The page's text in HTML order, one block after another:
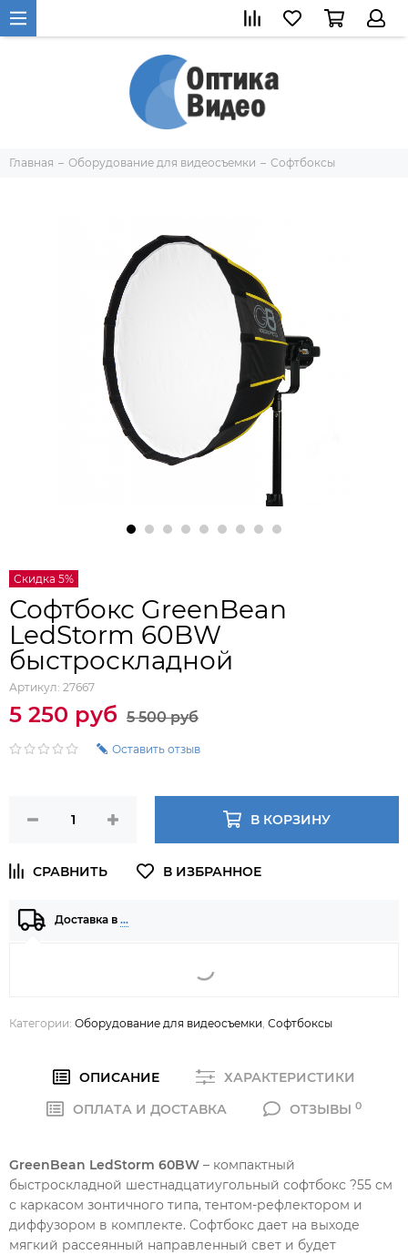
Главная Оборудование для видеосъемки Софтбоксы
Скидка 5%
Софтбокс GreenBean
LedStorm 60BW
быстроскладной
Артикул: 27667
5 250 руб 5 500 руб
Оставить отзыв
В КОРЗИНУ
Доставка в …
Категории: Оборудование для видеосъемки Софтбоксы
ОПИСАНИЕ
ХАРАКТЕРИСТИКИ
ОПЛАТА И ДОСТАВКА
ОТЗЫВЫ 0
GreenBean LedStorm 60BW – компактный
быстроскладной шестнадцатиугольный софтбокс ?55 см
с каркасом зонтичного типа, тентом-рефлектором и
диффузором в комплекте. Софтбокс дает на выходе
мягкий рассеянный направленный свет и будет